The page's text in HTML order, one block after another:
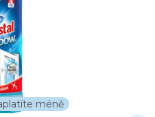
méně